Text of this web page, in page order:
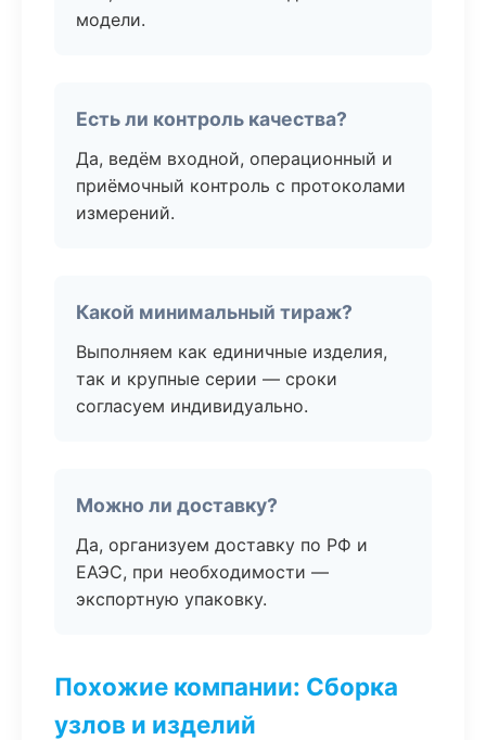
модели.
Есть ли контроль качества?
Да, ведём входной, операционный и
приёмочный контроль с протоколами
измерений.
Какой минимальный тираж?
Выполняем как единичные изделия,
так и крупные серии — сроки
согласуем индивидуально.
Можно ли доставку?
Да, организуем доставку по РФ и
ЕАЭС, при необходимости —
экспортную упаковку.
Похожие компании: Сборка
узлов и изделий